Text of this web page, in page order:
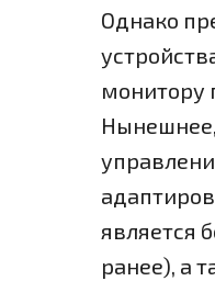
Однако
монитору
является
ранее), а